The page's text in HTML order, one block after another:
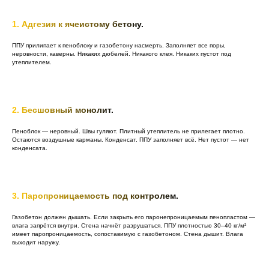
1. Адгезия к ячеистому бетону.
ППУ прилипает к пеноблоку и газобетону насмерть. Заполняет все поры,
неровности, каверны. Никаких дюбелей. Никакого клея. Никаких пустот под
утеплителем.
2. Бесшовный монолит.
Пеноблок — неровный. Швы гуляют. Плитный утеплитель не прилегает плотно.
Остаются воздушные карманы. Конденсат. ППУ заполняет всё. Нет пустот — нет
конденсата.
3. Паропроницаемость под контролем.
Газобетон должен дышать. Если закрыть его паронепроницаемым пенопластом —
влага запрётся внутри. Стена начнёт разрушаться. ППУ плотностью 30–40 кг/м³
имеет паропроницаемость, сопоставимую с газобетоном. Стена дышит. Влага
выходит наружу.